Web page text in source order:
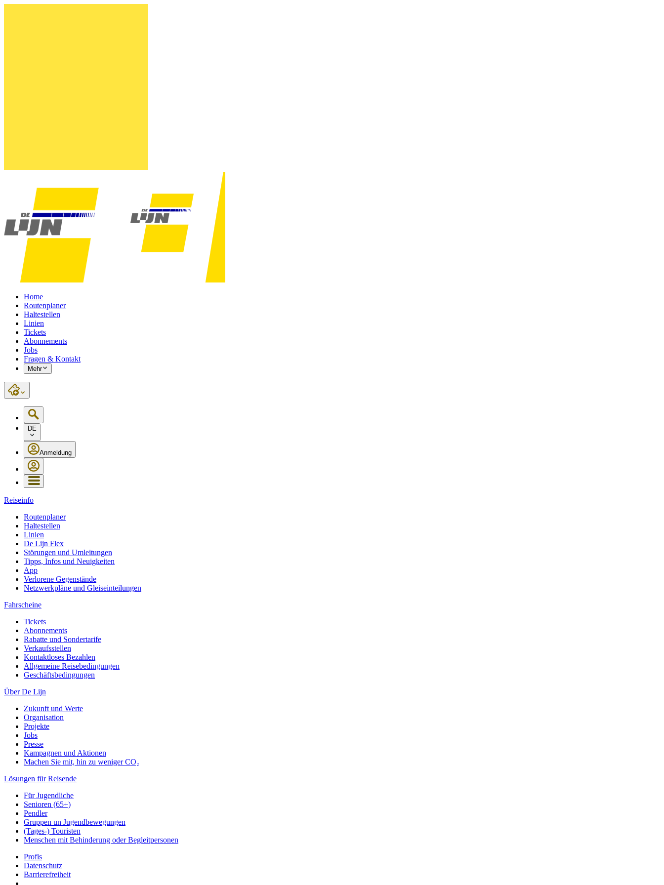
Home
Routenplaner
Haltestellen
Linien
Tickets
Abonnements
Jobs
Fragen & Kontakt
Mehr
DE
Anmeldung
Reiseinfo
Routenplaner
Haltestellen
Linien
De Lijn Flex
Störungen und Umleitungen
Tipps, Infos und Neuigkeiten
App
Verlorene Gegenstände
Netzwerkpläne und Gleiseinteilungen
Fahrscheine
Tickets
Abonnements
Rabatte und Sondertarife
Verkaufsstellen
Kontaktloses Bezahlen
Allgemeine Reisebedingungen
Geschäftsbedingungen
Über De Lijn
Zukunft und Werte
Organisation
Projekte
Jobs
Presse
Kampagnen und Aktionen
Machen Sie mit, hin zu weniger CO₂
Lösungen für Reisende
Für Jugendliche
Senioren (65+)
Pendler
Gruppen un Jugendbewegungen
(Tages-) Touristen
Menschen mit Behinderung oder Begleitpersonen
Profis
Datenschutz
Barrierefreiheit